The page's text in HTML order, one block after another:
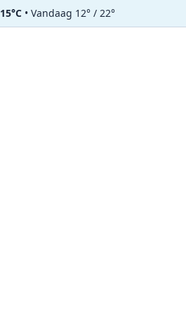
15°C • Vandaag 12° / 22°